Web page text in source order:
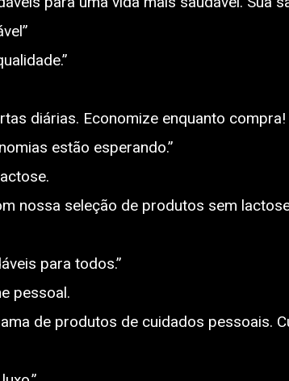
diárias. Economize enquanto
estão esperando.”
nossa seleção de produtos sem
para todos.”
pessoal.
de produtos de cuidados pessoais.